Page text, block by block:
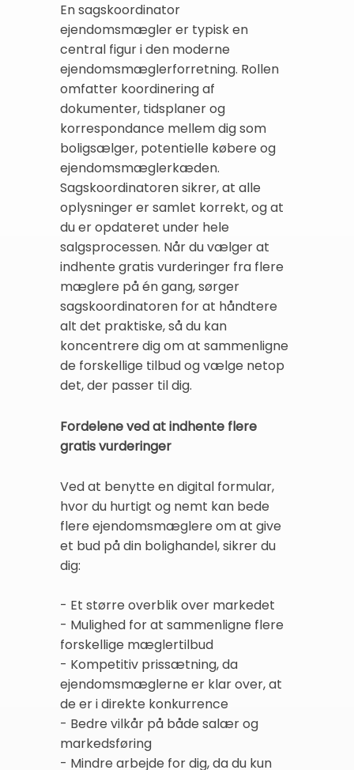
En sagskoordinator
ejendomsmægler er typisk en
central figur i den moderne
ejendomsmæglerforretning. Rollen
omfatter koordinering af
dokumenter, tidsplaner og
korrespondance mellem dig som
boligsælger, potentielle købere og
ejendomsmæglerkæden.
Sagskoordinatoren sikrer, at alle
oplysninger er samlet korrekt, og at
du er opdateret under hele
salgsprocessen. Når du vælger at
indhente gratis vurderinger fra flere
mæglere på én gang, sørger
sagskoordinatoren for at håndtere
alt det praktiske, så du kan
koncentrere dig om at sammenligne
de forskellige tilbud og vælge netop
det, der passer til dig.
Fordelene ved at indhente flere
gratis vurderinger
Ved at benytte en digital formular,
hvor du hurtigt og nemt kan bede
flere ejendomsmæglere om at give
et bud på din bolighandel, sikrer du
dig:
- Et større overblik over markedet
- Mulighed for at sammenligne flere
forskellige mæglertilbud
- Kompetitiv prissætning, da
ejendomsmæglerne er klar over, at
de er i direkte konkurrence
- Bedre vilkår på både salær og
markedsføring
- Mindre arbejde for dig, da du kun